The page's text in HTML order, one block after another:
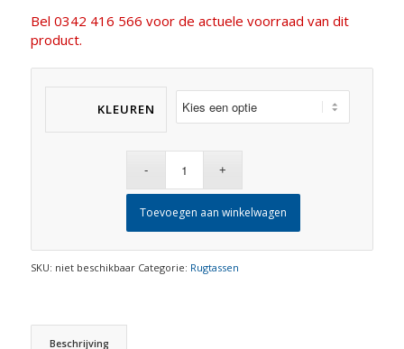
Bel 0342 416 566 voor de actuele voorraad van dit
product.
KLEUREN
Toevoegen aan winkelwagen
SKU: niet beschikbaar Categorie: Rugtassen
Beschrijving